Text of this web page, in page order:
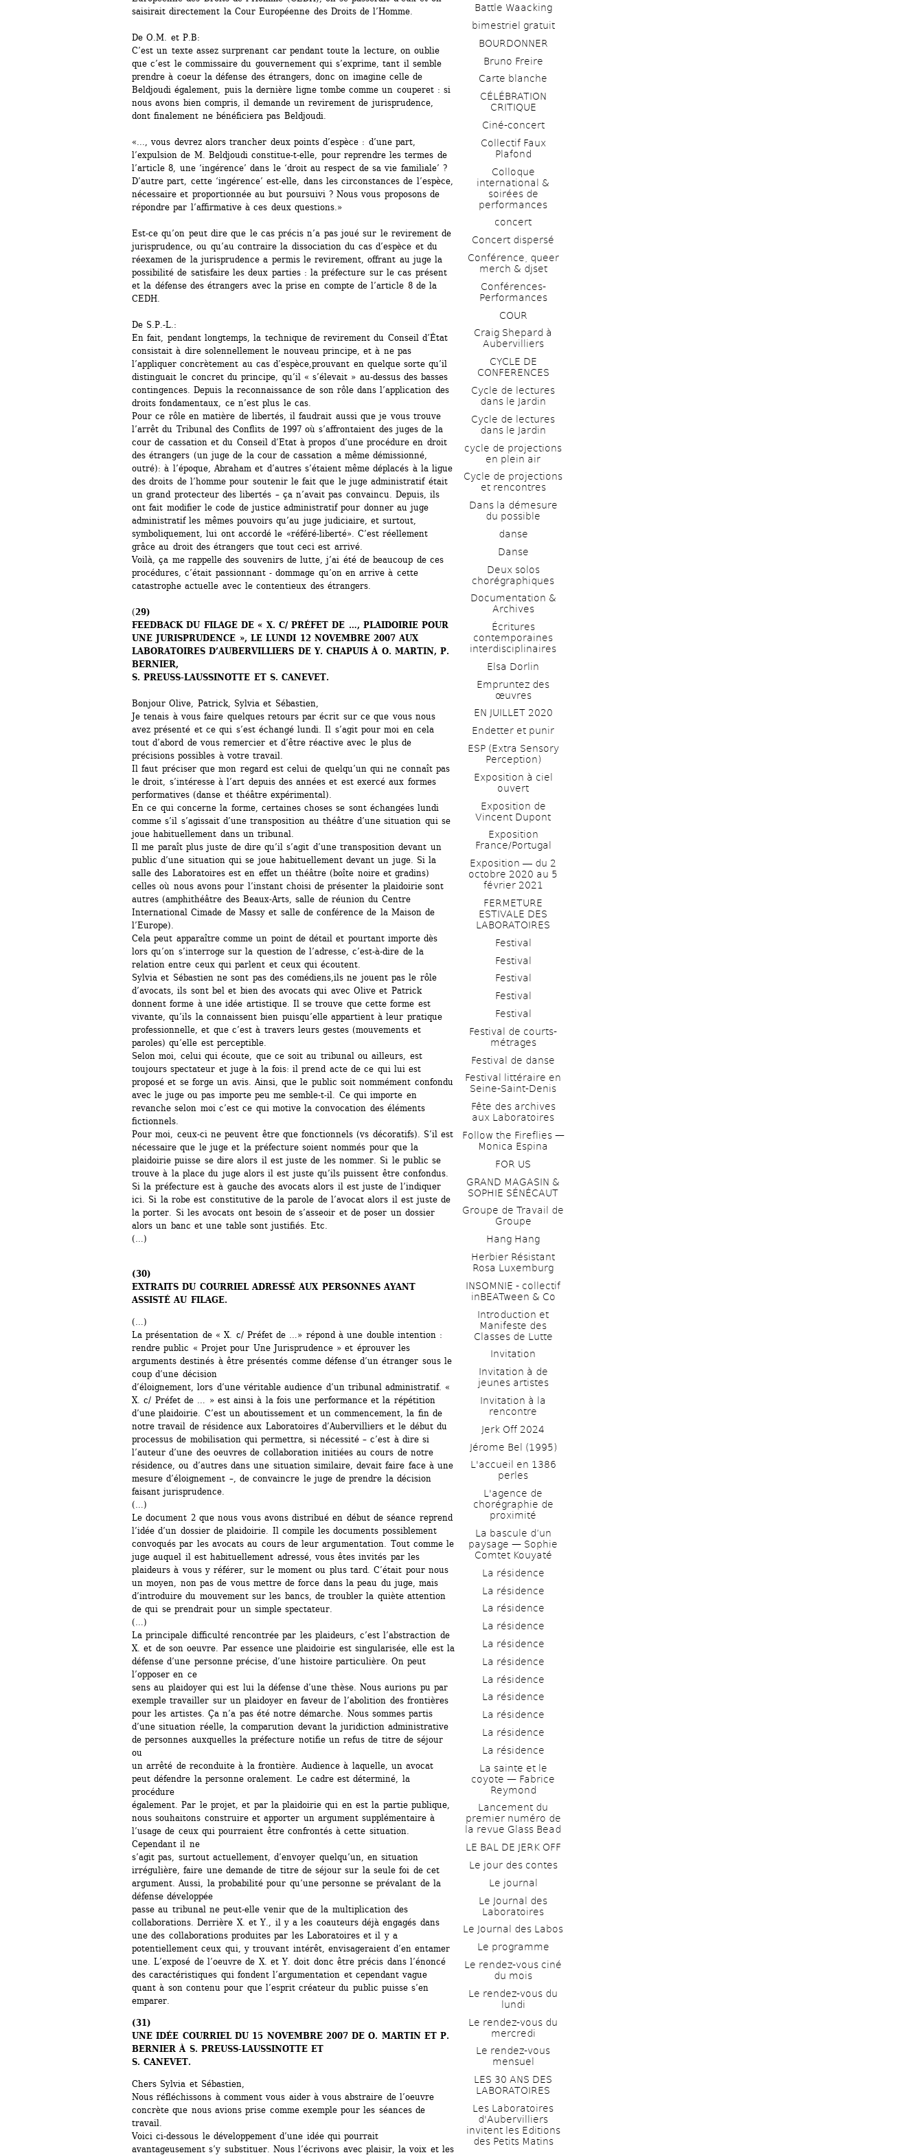
saisirait directement la Cour Européenne des Droits de l’Homme.
De O.M. et P.B:
C’est un texte assez surprenant car pendant toute la lecture, on oublie
que c’est le commissaire du gouvernement qui s’exprime, tant il semble
prendre à coeur la défense des étrangers, donc on imagine celle de
Beldjoudi également, puis la dernière ligne tombe comme un couperet : si
nous avons bien compris, il demande un revirement de jurisprudence,
dont finalement ne bénéficiera pas Beldjoudi.
«..., vous devrez alors trancher deux points d’espèce : d’une part,
l’expulsion de M. Beldjoudi constitue-t-elle, pour reprendre les termes de
l’article 8, une ‘ingérence’ dans le ‘droit au respect de sa vie familiale’ ?
D’autre part, cette ‘ingérence’ est-elle, dans les circonstances de l’espèce,
nécessaire et proportionnée au but poursuivi ? Nous vous proposons de
répondre par l’affirmative à ces deux questions.»
Est-ce qu’on peut dire que le cas précis n’a pas joué sur le revirement de
jurisprudence, ou qu’au contraire la dissociation du cas d’espèce et du
réexamen de la jurisprudence a permis le revirement, offrant au juge la
possibilité de satisfaire les deux parties : la préfecture sur le cas présent
et la défense des étrangers avec la prise en compte de l’article 8 de la
CEDH.
De S.P.-L.:
En fait, pendant longtemps, la technique de revirement du Conseil d’État
consistait à dire solennellement le nouveau principe, et à ne pas
l’appliquer concrètement au cas d’espèce,prouvant en quelque sorte qu’il
distinguait le concret du principe, qu’il « s’élevait » au-dessus des basses
contingences. Depuis la reconnaissance de son rôle dans l’application des
droits fondamentaux, ce n’est plus le cas.
Pour ce rôle en matière de libertés, il faudrait aussi que je vous trouve
l’arrêt du Tribunal des Conflits de 1997 où s’affrontaient des juges de la
cour de cassation et du Conseil d’Etat à propos d’une procédure en droit
des étrangers (un juge de la cour de cassation a même démissionné,
outré): à l’époque, Abraham et d’autres s’étaient même déplacés à la ligue
des droits de l’homme pour soutenir le fait que le juge administratif était
un grand protecteur des libertés – ça n’avait pas convaincu. Depuis, ils
ont fait modifier le code de justice administratif pour donner au juge
administratif les mêmes pouvoirs qu’au juge judiciaire, et surtout,
symboliquement, lui ont accordé le «référé-liberté». C’est réellement
grâce au droit des étrangers que tout ceci est arrivé.
Voilà, ça me rappelle des souvenirs de lutte, j’ai été de beaucoup de ces
procédures, c’était passionnant - dommage qu’on en arrive à cette
catastrophe actuelle avec le contentieux des étrangers.
(29)
FEEDBACK DU FILAGE DE « X. C/ PRÉFET DE …, PLAIDOIRIE POUR
UNE JURISPRUDENCE », LE LUNDI 12 NOVEMBRE 2007 AUX
LABORATOIRES D’AUBERVILLIERS DE Y. CHAPUIS À O. MARTIN, P.
BERNIER,
S. PREUSS-LAUSSINOTTE ET S. CANEVET.
Bonjour Olive, Patrick, Sylvia et Sébastien,
Je tenais à vous faire quelques retours par écrit sur ce que vous nous
avez présenté et ce qui s’est échangé lundi. Il s’agit pour moi en cela
tout d’abord de vous remercier et d’être réactive avec le plus de
précisions possibles à votre travail.
Il faut préciser que mon regard est celui de quelqu’un qui ne connaît pas
le droit, s’intéresse à l’art depuis des années et est exercé aux formes
performatives (danse et théâtre expérimental).
En ce qui concerne la forme, certaines choses se sont échangées lundi
comme s’il s’agissait d’une transposition au théâtre d’une situation qui se
joue habituellement dans un tribunal.
Il me paraît plus juste de dire qu’il s’agit d’une transposition devant un
public d’une situation qui se joue habituellement devant un juge. Si la
salle des Laboratoires est en effet un théâtre (boîte noire et gradins)
celles où nous avons pour l’instant choisi de présenter la plaidoirie sont
autres (amphithéâtre des Beaux-Arts, salle de réunion du Centre
International Cimade de Massy et salle de conférence de la Maison de
l’Europe).
Cela peut apparaître comme un point de détail et pourtant importe dès
lors qu’on s’interroge sur la question de l’adresse, c’est-à-dire de la
relation entre ceux qui parlent et ceux qui écoutent.
Sylvia et Sébastien ne sont pas des comédiens,ils ne jouent pas le rôle
d’avocats, ils sont bel et bien des avocats qui avec Olive et Patrick
donnent forme à une idée artistique. Il se trouve que cette forme est
vivante, qu’ils la connaissent bien puisqu’elle appartient à leur pratique
professionnelle, et que c’est à travers leurs gestes (mouvements et
paroles) qu’elle est perceptible.
Selon moi, celui qui écoute, que ce soit au tribunal ou ailleurs, est
toujours spectateur et juge à la fois: il prend acte de ce qui lui est
proposé et se forge un avis. Ainsi, que le public soit nommément confondu
avec le juge ou pas importe peu me semble-t-il. Ce qui importe en
revanche selon moi c’est ce qui motive la convocation des éléments
fictionnels.
Pour moi, ceux-ci ne peuvent être que fonctionnels (vs décoratifs). S’il est
nécessaire que le juge et la préfecture soient nommés pour que la
plaidoirie puisse se dire alors il est juste de les nommer. Si le public se
trouve à la place du juge alors il est juste qu’ils puissent être confondus.
Si la préfecture est à gauche des avocats alors il est juste de l’indiquer
ici. Si la robe est constitutive de la parole de l’avocat alors il est juste de
la porter. Si les avocats ont besoin de s’asseoir et de poser un dossier
alors un banc et une table sont justifiés. Etc.
(…)
(30)
EXTRAITS DU COURRIEL ADRESSÉ AUX PERSONNES AYANT
ASSISTÉ AU FILAGE.
(…)
La présentation de « X. c/ Préfet de …» répond à une double intention :
rendre public « Projet pour Une Jurisprudence » et éprouver les
arguments destinés à être présentés comme défense d’un étranger sous le
coup d’une décision
d’éloignement, lors d’une véritable audience d’un tribunal administratif. «
X. c/ Préfet de … » est ainsi à la fois une performance et la répétition
d’une plaidoirie. C’est un aboutissement et un commencement, la fin de
notre travail de résidence aux Laboratoires d’Aubervilliers et le début du
processus de mobilisation qui permettra, si nécessité – c’est à dire si
l’auteur d’une des oeuvres de collaboration initiées au cours de notre
résidence, ou d’autres dans une situation similaire, devait faire face à une
mesure d’éloignement –, de convaincre le juge de prendre la décision
faisant jurisprudence.
(…)
Le document 2 que nous vous avons distribué en début de séance reprend
l’idée d’un dossier de plaidoirie. Il compile les documents possiblement
convoqués par les avocats au cours de leur argumentation. Tout comme le
juge auquel il est habituellement adressé, vous êtes invités par les
plaideurs à vous y référer, sur le moment ou plus tard. C’était pour nous
un moyen, non pas de vous mettre de force dans la peau du juge, mais
d’introduire du mouvement sur les bancs, de troubler la quiète attention
de qui se prendrait pour un simple spectateur.
(…)
La principale difficulté rencontrée par les plaideurs, c’est l’abstraction de
X. et de son oeuvre. Par essence une plaidoirie est singularisée, elle est la
défense d’une personne précise, d’une histoire particulière. On peut
l’opposer en ce
sens au plaidoyer qui est lui la défense d’une thèse. Nous aurions pu par
exemple travailler sur un plaidoyer en faveur de l’abolition des frontières
pour les artistes. Ça n’a pas été notre démarche. Nous sommes partis
d’une situation réelle, la comparution devant la juridiction administrative
de personnes auxquelles la préfecture notifie un refus de titre de séjour
ou
un arrêté de reconduite à la frontière. Audience à laquelle, un avocat
peut défendre la personne oralement. Le cadre est déterminé, la
procédure
également. Par le projet, et par la plaidoirie qui en est la partie publique,
nous souhaitons construire et apporter un argument supplémentaire à
l’usage de ceux qui pourraient être confrontés à cette situation.
Cependant il ne
s’agit pas, surtout actuellement, d’envoyer quelqu’un, en situation
irrégulière, faire une demande de titre de séjour sur la seule foi de cet
argument. Aussi, la probabilité pour qu’une personne se prévalant de la
défense développée
passe au tribunal ne peut-elle venir que de la multiplication des
collaborations. Derrière X. et Y., il y a les coauteurs déjà engagés dans
une des collaborations produites par les Laboratoires et il y a
potentiellement ceux qui, y trouvant intérêt, envisageraient d’en entamer
une. L’exposé de l’oeuvre de X. et Y. doit donc être précis dans l’énoncé
des caractéristiques qui fondent l’argumentation et cependant vague
quant à son contenu pour que l’esprit créateur du public puisse s’en
emparer.
(31)
UNE IDÉE COURRIEL DU 15 NOVEMBRE 2007 DE O. MARTIN ET P.
BERNIER À S. PREUSS-LAUSSINOTTE ET
S. CANEVET.
Chers Sylvia et Sébastien,
Nous réfléchissons à comment vous aider à vous abstraire de l’oeuvre
concrète que nous avions prise comme exemple pour les séances de
travail.
Voici ci-dessous le développement d’une idée qui pourrait
avantageusement s’y substituer. Nous l’écrivons avec plaisir, la voix et les
Battle Waacking
bimestriel gratuit
BOURDONNER
Bruno Freire
Carte blanche
CÉLÉBRATION
CRITIQUE
Ciné-concert
Collectif Faux
Plafond
Colloque
international &
soirées de
performances
concert
Concert dispersé
Conférence, queer
merch & djset
Conférences-
Performances
COUR
Craig Shepard à
Aubervilliers
CYCLE DE
CONFERENCES
Cycle de lectures
dans le Jardin
Cycle de lectures
dans le Jardin
cycle de projections
en plein air
Cycle de projections
et rencontres
Dans la démesure
du possible
danse
Danse
Deux solos
chorégraphiques
Documentation &
Archives
Écritures
contemporaines
interdisciplinaires
Elsa Dorlin
Empruntez des
œuvres
EN JUILLET 2020
Endetter et punir
ESP (Extra Sensory
Perception)
Exposition à ciel
ouvert
Exposition de
Vincent Dupont
Exposition
France/Portugal
Exposition ― du 2
octobre 2020 au 5
février 2021
FERMETURE
ESTIVALE DES
LABORATOIRES
Festival
Festival
Festival
Festival
Festival
Festival de courts-
métrages
Festival de danse
Festival littéraire en
Seine-Saint-Denis
Fête des archives
aux Laboratoires
Follow the Fireflies —
Monica Espina
FOR US
GRAND MAGASIN &
SOPHIE SÉNÉCAUT
Groupe de Travail de
Groupe
Hang Hang
Herbier Résistant
Rosa Luxemburg
INSOMNIE - collectif
inBEATween & Co
Introduction et
Manifeste des
Classes de Lutte
Invitation
Invitation à de
jeunes artistes
Invitation à la
rencontre
Jerk Off 2024
Jérome Bel (1995)
L'accueil en 1386
perles
L'agence de
chorégraphie de
proximité
La bascule d’un
paysage — Sophie
Comtet Kouyaté
La résidence
La résidence
La résidence
La résidence
La résidence
La résidence
La résidence
La résidence
La résidence
La résidence
La résidence
La sainte et le
coyote — Fabrice
Reymond
Lancement du
premier numéro de
la revue Glass Bead
LE BAL DE JERK OFF
Le jour des contes
Le journal
Le Journal des
Laboratoires
Le Journal des Labos
Le programme
Le rendez-vous ciné
du mois
Le rendez-vous du
lundi
Le rendez-vous du
mercredi
Le rendez-vous
mensuel
LES 30 ANS DES
LABORATOIRES
Les Laboratoires
d'Aubervilliers
invitent les Editions
des Petits Matins